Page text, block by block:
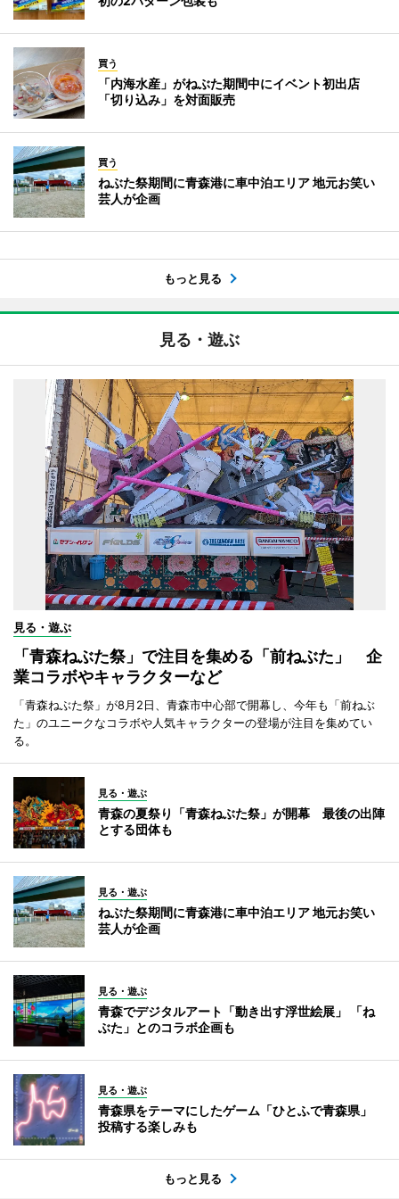
買う
「内海水産」がねぶた期間中にイベント初出店
「切り込み」を対面販売
買う
ねぶた祭期間に青森港に車中泊エリア 地元お笑い
芸人が企画
もっと見る
見る・遊ぶ
見る・遊ぶ
「青森ねぶた祭」で注目を集める「前ねぶた」 企
業コラボやキャラクターなど
「青森ねぶた祭」が8月2日、青森市中心部で開幕し、今年も「前ねぶ
た」のユニークなコラボや人気キャラクターの登場が注目を集めてい
る。
見る・遊ぶ
青森の夏祭り「青森ねぶた祭」が開幕 最後の出陣
とする団体も
見る・遊ぶ
ねぶた祭期間に青森港に車中泊エリア 地元お笑い
芸人が企画
見る・遊ぶ
青森でデジタルアート「動き出す浮世絵展」 「ね
ぶた」とのコラボ企画も
見る・遊ぶ
青森県をテーマにしたゲーム「ひとふで青森県」
投稿する楽しみも
もっと見る